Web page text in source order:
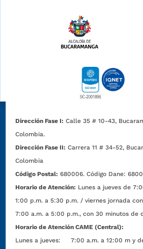
Dirección Fase I: Calle 35 # 10-43,
Colombia.
Dirección Fase II: Carrera 11 # 34-52,
Colombia
Código Postal: 680006. Código Dane:
Horario de Atención: Lunes a jueves de
1:00 p.m. a 5:30 p.m. / viernes jornada
7:00 a.m. a 5:00 p.m., con 30 minutos de
Horario de Atención CAME (Central):
Lunes a jueves: 7:00 a.m. a 12:00 m y